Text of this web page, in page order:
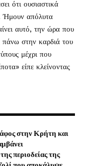
ότι ουσιαστικά
Ήμουν απόλυτα
αυτό, την ώρα που
πάνω στην καρδιά του
μέχρι που
είπε κλείνοντας
στην Κρήτη και
περιοδείας της